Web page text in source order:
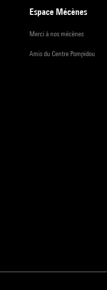
Espace Mécènes
Merci à nos mécènes
Amis du Centre Pompidou